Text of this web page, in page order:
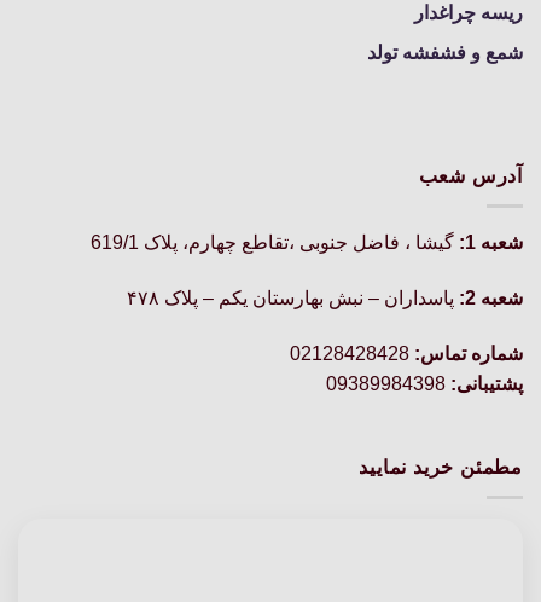
ریسه چراغدار
شمع و فشفشه تولد
آدرس شعب
شعبه 1: گيشا ، فاضل جنوبی ،تقاطع چهارم، پلاک 619/1
شعبه 2: پاسداران – نبش بهارستان یکم – پلاک ۴۷۸
شماره تماس:
پشتیبانی:
مطمئن خرید نمایید